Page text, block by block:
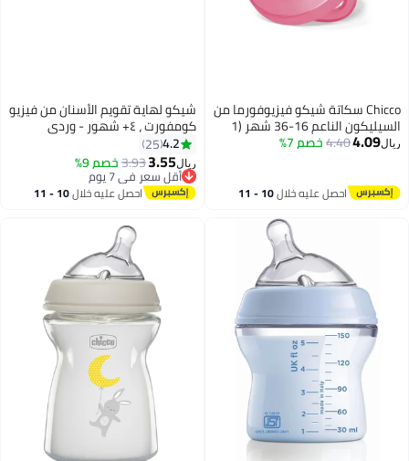
Chicco سكاتة شيكو فيزيوفورما من
السيليكون الناعم 16-36 شهر (1
قطعة)، وردي
ريال4.09
4.40خصم 7%
احصل عليه خلال 10 - 11
اغسطس
شيكو لهاية تقويم الأسنان من فيزيو
كومفورت ، ٤+ شهور - وردي
4.2
25
ريال3.55
3.93خصم 9%
أقل سعر في 7 يوم
أقل سعر في 7 يوماحصل عليه خلال 10 - 11
اغسطس